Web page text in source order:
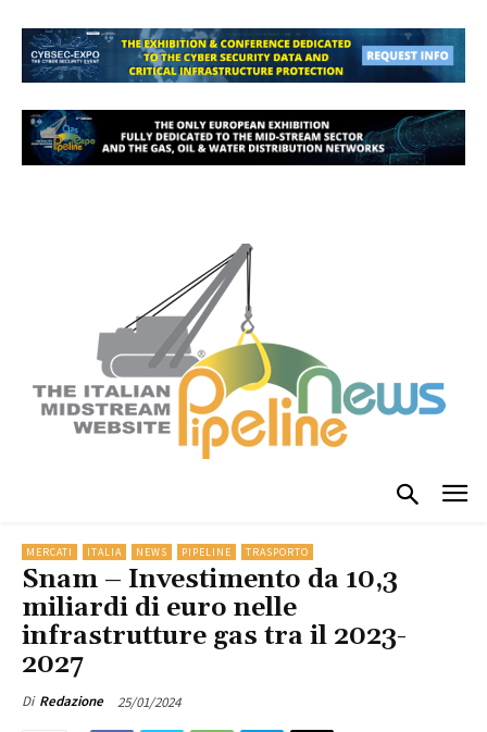
MERCATI ITALIA NEWS PIPELINE TRASPORTO
Snam – Investimento da 10,3
miliardi di euro nelle
infrastrutture gas tra il 2023-
2027
Di Redazione 25/01/2024